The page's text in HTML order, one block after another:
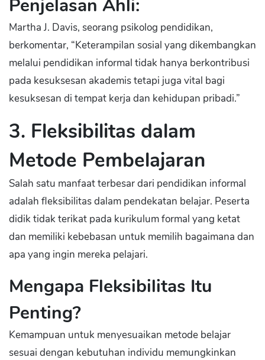
Penjelasan Ahli:
Martha J. Davis, seorang psikolog pendidikan,
berkomentar, “Keterampilan sosial yang dikembangkan
melalui pendidikan informal tidak hanya berkontribusi
pada kesuksesan akademis tetapi juga vital bagi
kesuksesan di tempat kerja dan kehidupan pribadi.”
3. Fleksibilitas dalam
Metode Pembelajaran
Salah satu manfaat terbesar dari pendidikan informal
adalah fleksibilitas dalam pendekatan belajar. Peserta
didik tidak terikat pada kurikulum formal yang ketat
dan memiliki kebebasan untuk memilih bagaimana dan
apa yang ingin mereka pelajari.
Mengapa Fleksibilitas Itu
Penting?
Kemampuan untuk menyesuaikan metode belajar
sesuai dengan kebutuhan individu memungkinkan